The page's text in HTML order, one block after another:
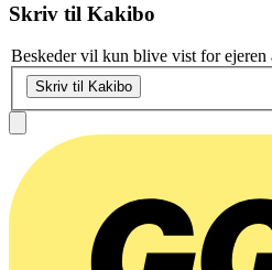
Skriv til Kakibo
Beskeder vil kun blive vist for ejeren
Skriv til Kakibo